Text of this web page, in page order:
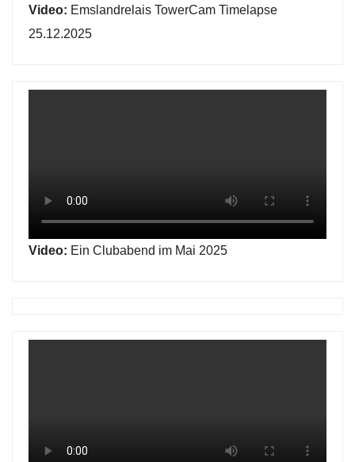
Video: Emslandrelais TowerCam Timelapse
25.12.2025
Video: Ein Clubabend im Mai 2025